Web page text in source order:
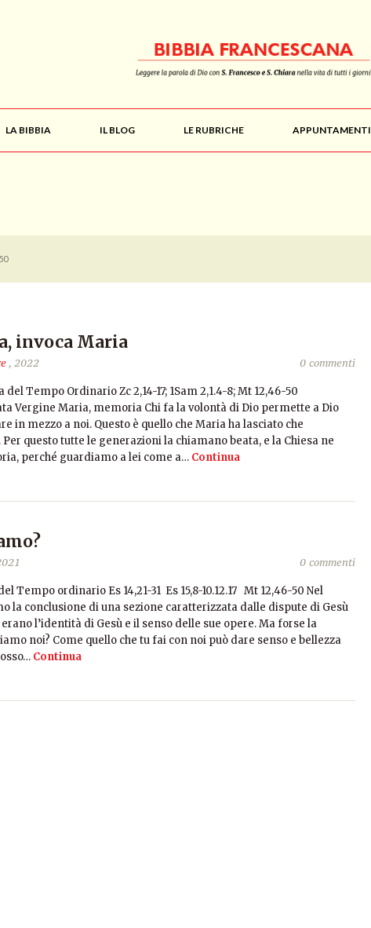
LA BIBBIA IL BLOG LE RUBRICHE APPUNTAMENTI
invoca Maria
, 2022 0 commenti
Tempo Ordinario Zc 2,14-17; 1Sam 2,1.4-8; Mt 12,46-50
Vergine Maria, memoria Chi fa la volontà di Dio permette a Dio
in mezzo a noi. Questo è quello che Maria ha lasciato che
questo tutte le generazioni la chiamano beata, e la Chiesa ne
perché guardiamo a lei come a… Continua
0 commenti
Tempo ordinario Es 14,21-31 Es 15,8-10.12.17 Mt 12,46-50 Nel
la conclusione di una sezione caratterizzata dalle dispute di Gesù
l’identità di Gesù e il senso delle sue opere. Ma forse la
noi? Come quello che tu fai con noi può dare senso e bellezza
Continua